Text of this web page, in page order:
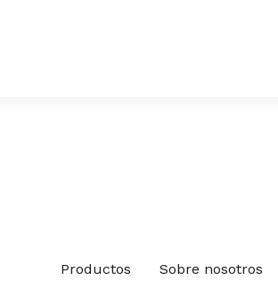
Productos
Sobre nosotros